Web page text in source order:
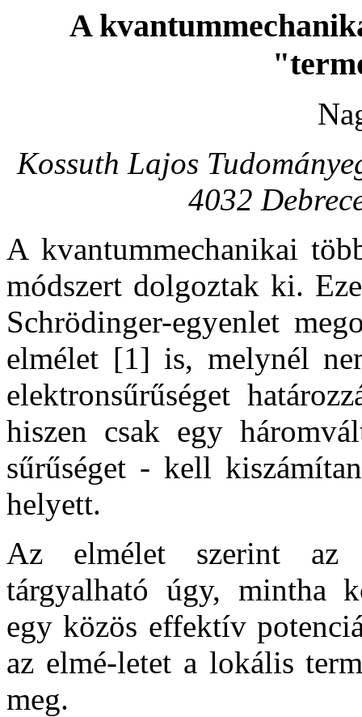
A
Kossuth Lajos
4032
A kvantummechanikai
módszert dolgoztak ki.
Schrödinger-egyenlet
elmélet [1] is, melynél
elektronsűrűséget
hiszen csak egy
sűrűséget - kell
helyett.
Az elmélet szerint az
tárgyalható úgy, mintha
egy közös effektív
az elmé-letet a lokális
meg.